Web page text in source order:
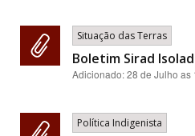
Situação das Terras
Boletim Sirad
Adicionado:28 de Julho as
Política Indigenista